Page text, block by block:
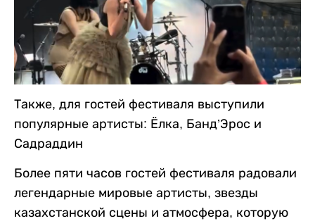
Также, для гостей фестиваля выступили
популярные артисты: Ёлка, Банд’Эрос и
Садраддин
Более пяти часов гостей фестиваля радовали
легендарные мировые артисты, звезды
казахстанской сцены и атмосфера, которую